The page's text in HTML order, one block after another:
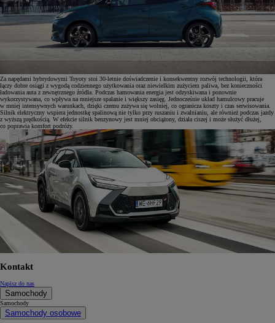
Za napędami hybrydowymi Toyoty stoi 30-letnie doświadczenie i konsekwentny rozwój technologii, która
łączy dobre osiągi z wygodą codziennego użytkowania oraz niewielkim zużyciem paliwa, bez konieczności
ładowania auta z zewnętrznego źródła. Podczas hamowania energia jest odzyskiwana i ponownie
wykorzystywana, co wpływa na mniejsze spalanie i większy zasięg. Jednocześnie układ hamulcowy pracuje
w mniej intensywnych warunkach, dzięki czemu zużywa się wolniej, co ogranicza koszty i czas serwisowania.
Silnik elektryczny wspiera jednostkę spalinową nie tylko przy ruszaniu i zwalnianiu, ale również podczas jazdy
z wyższą prędkością. W efekcie silnik benzynowy jest mniej obciążony, działa ciszej i może służyć dłużej,
co poprawia komfort podróży.
Kontakt
Napisz do nas
Samochody
Samochody
Samochody osobowe